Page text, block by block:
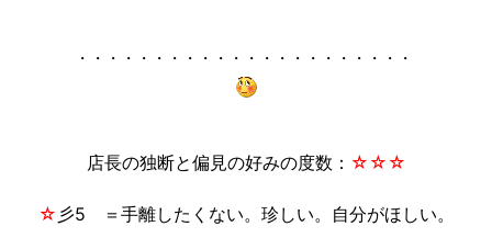
・・・・・・・・・・・・・・・・・・・・・・
店長の独断と偏見の好みの度数： ☆ ☆ ☆
☆ 彡5 ＝手離したくない。珍しい。自分がほしい。